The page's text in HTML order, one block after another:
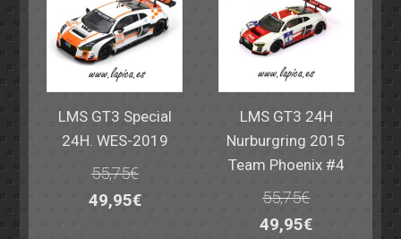
LMS GT3 Special
24H. WES-2019
55,75€
El
49,95€El
LMS GT3 24H
Nurburgring 2015
Team Phoenix #4
55,75€
El
49,95€El